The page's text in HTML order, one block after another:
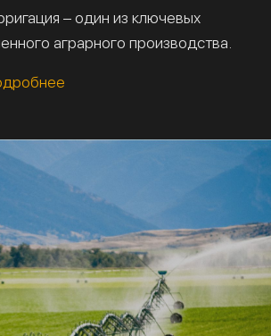
– один из ключевых
аграрного производства.